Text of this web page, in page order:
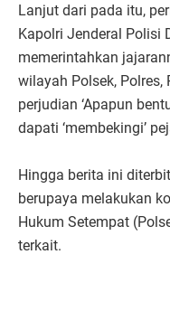
Lanjut dari pada itu,
Kapolri Jenderal Polisi
memerintahkan
wilayah Polsek,
perjudian ‘Apapun
dapati ‘membekingi’
Hingga berita ini
berupaya melakukan
Hukum Setempat
terkait.